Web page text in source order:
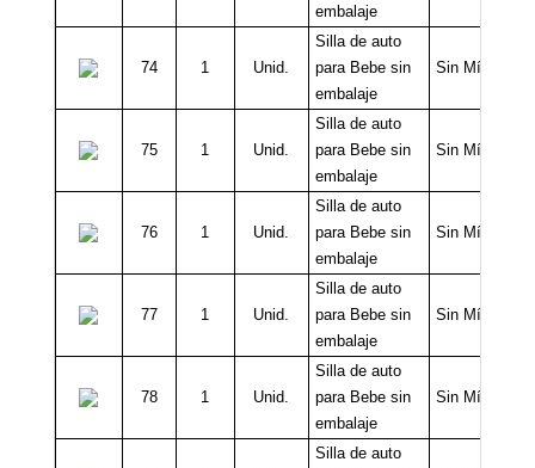
embalaje
74 1 Unid.
Silla de auto
para Bebe sin
embalaje
Sin Mínimo
75 1 Unid.
Silla de auto
para Bebe sin
embalaje
Sin Mínimo
76 1 Unid.
Silla de auto
para Bebe sin
embalaje
Sin Mínimo
77 1 Unid.
Silla de auto
para Bebe sin
embalaje
Sin Mínimo
78 1 Unid.
Silla de auto
para Bebe sin
embalaje
Sin Mínimo
Silla de auto